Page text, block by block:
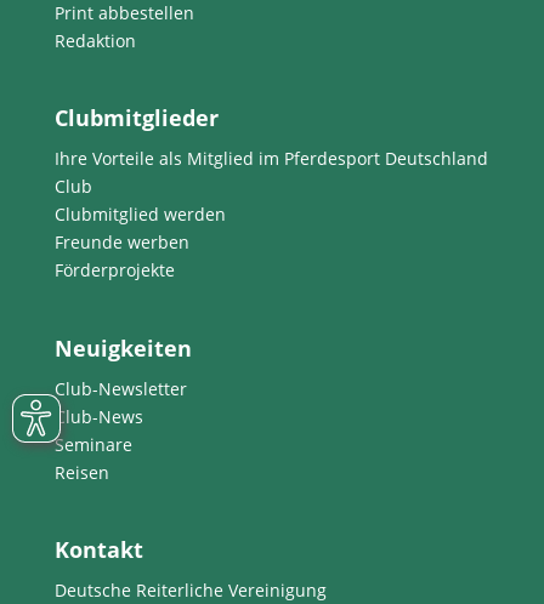
Print abbestellen
Redaktion
Clubmitglieder
Ihre Vorteile als Mitglied im Pferdesport Deutschland
Club
Clubmitglied werden
Freunde werben
Förderprojekte
Neuigkeiten
Club-Newsletter
Club-News
Seminare
Reisen
Kontakt
Deutsche Reiterliche Vereinigung